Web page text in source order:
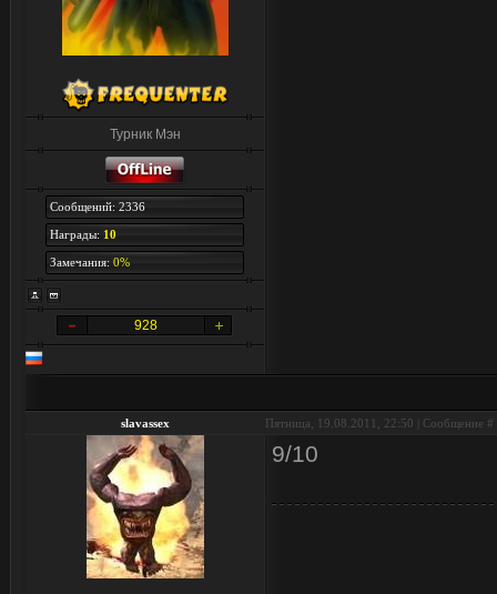
Турник Мэн
Сообщений: 2336
Награды: 10
Замечания: 0%
928
slavassex Пятница, 19.08.2011, 22:50 | Сообщение #
9/10